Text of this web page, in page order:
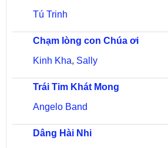
Tú Trinh
Chạm lòng con Chúa ơi
Kinh Kha, Sally
Trái Tim Khát Mong
Angelo Band
Dâng Hài Nhi